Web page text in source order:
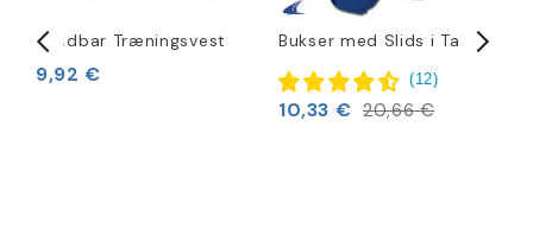
Vendbar Træningsvest
9,92 €
Bukser med Slids i Taljen
(12)
10,33 € 20,66 €